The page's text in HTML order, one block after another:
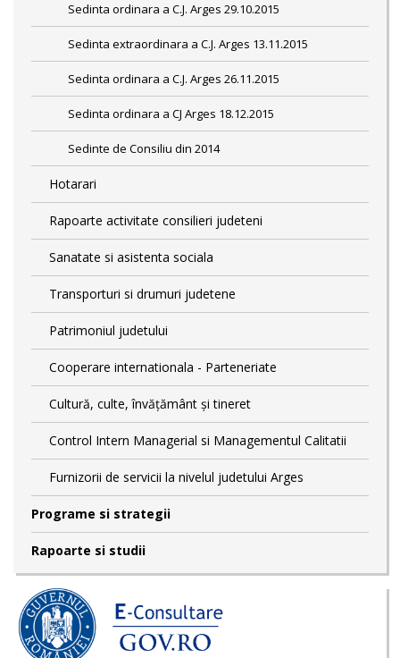
Sedinta ordinara a C.J. Arges 29.10.2015
Sedinta extraordinara a C.J. Arges 13.11.2015
Sedinta ordinara a C.J. Arges 26.11.2015
Sedinta ordinara a CJ Arges 18.12.2015
Sedinte de Consiliu din 2014
Hotarari
Rapoarte activitate consilieri judeteni
Sanatate si asistenta sociala
Transporturi si drumuri judetene
Patrimoniul judetului
Cooperare internationala - Parteneriate
Cultură, culte, învățământ și tineret
Control Intern Managerial si Managementul Calitatii
Furnizorii de servicii la nivelul judetului Arges
Programe si strategii
Rapoarte si studii